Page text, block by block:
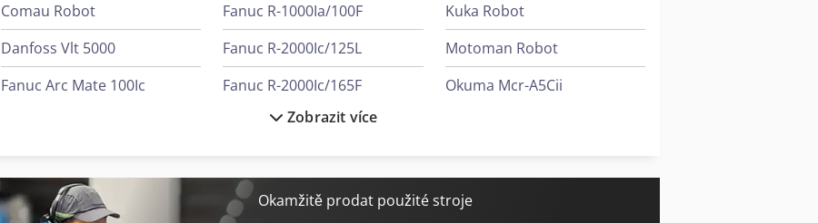
Comau Robot
Danfoss Vlt 5000
Fanuc Arc Mate 100Ic
Fanuc M-20Ia
Fanuc R-1000Ia/100F
Fanuc R-2000Ic/125L
Fanuc R-2000Ic/165F
Fanuc R-2000Ic/210F
Gildemeister Ctx 210
Kuka Robot
Motoman Robot
Okuma Mcr-A5Cii
Zobrazit více
Okamžitě prodat použité stroje